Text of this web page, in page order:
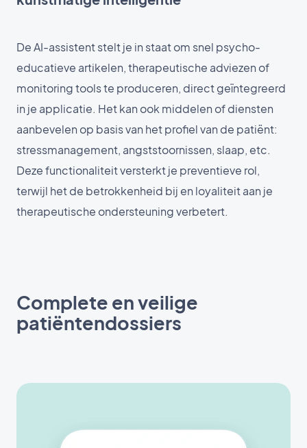
De AI-assistent stelt je in staat om snel psycho-
educatieve artikelen, therapeutische adviezen of
monitoring tools te produceren, direct geïntegreerd
in je applicatie. Het kan ook middelen of diensten
aanbevelen op basis van het profiel van de patiënt:
stressmanagement, angststoornissen, slaap, etc.
Deze functionaliteit versterkt je preventieve rol,
terwijl het de betrokkenheid bij en loyaliteit aan je
therapeutische ondersteuning verbetert.
Complete en veilige
patiëntendossiers